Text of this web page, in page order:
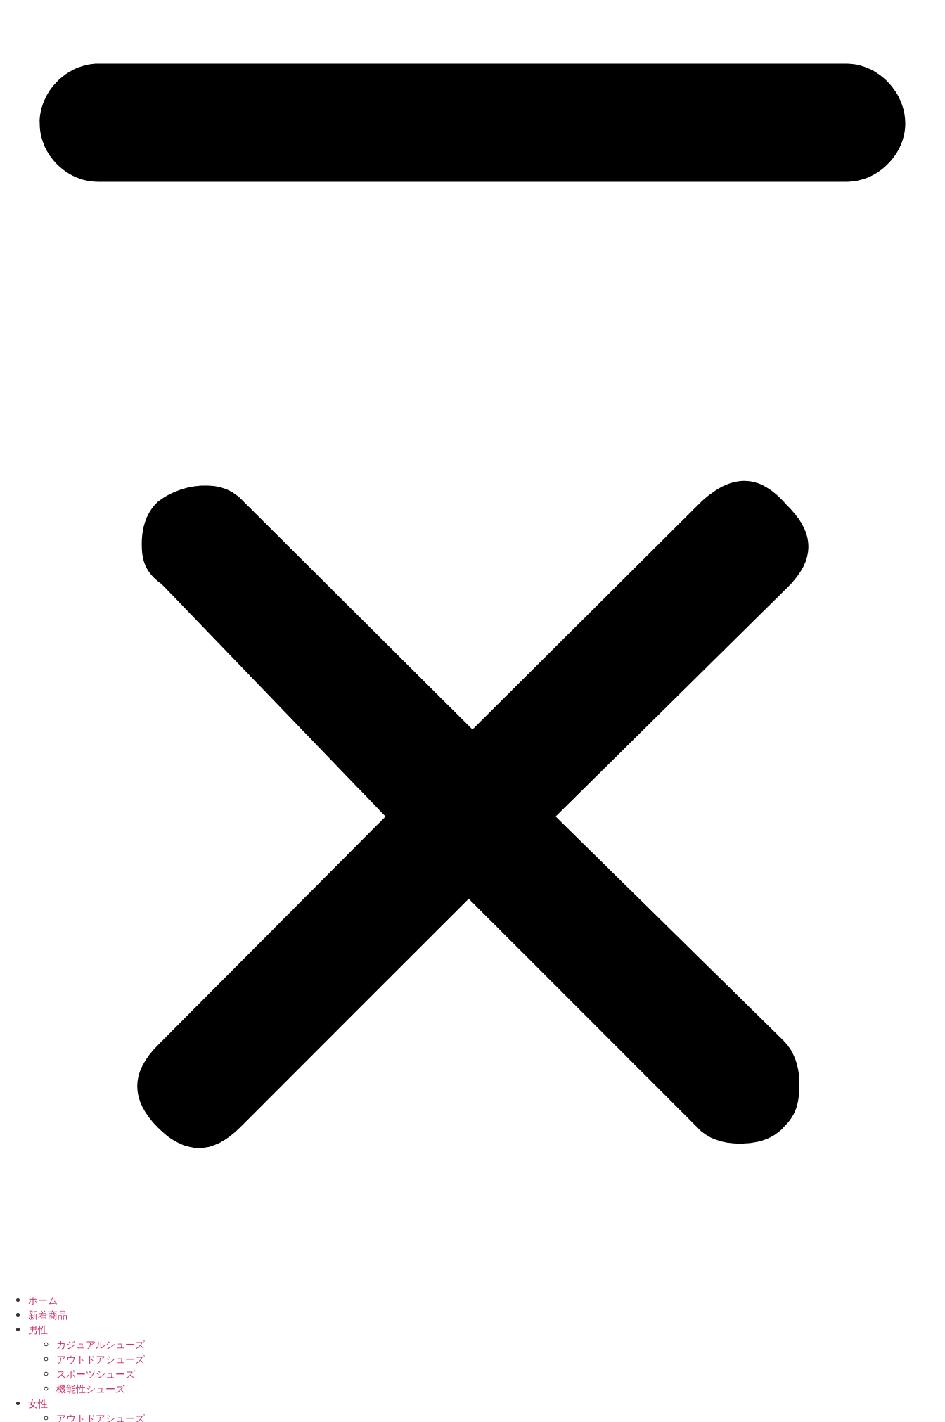
ホーム
新着商品
男性
カジュアルシューズ
アウトドアシューズ
スポーツシューズ
機能性シューズ
女性
アウトドアシューズ